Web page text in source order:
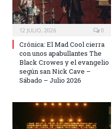
12 JULIO, 2026 0
Crónica: El Mad Cool cierra
con unos apabullantes The
Black Crowes y el evangelio
según san Nick Cave –
Sábado – Julio 2026